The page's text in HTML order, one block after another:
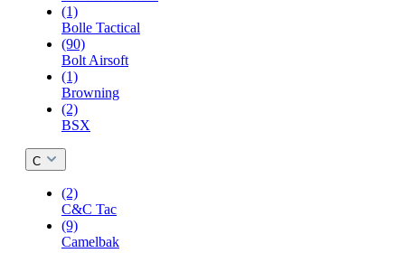
(1)
Bolle Tactical
(90)
Bolt Airsoft
(1)
Browning
(2)
BSX
C
(2)
C&C Tac
(9)
Camelbak